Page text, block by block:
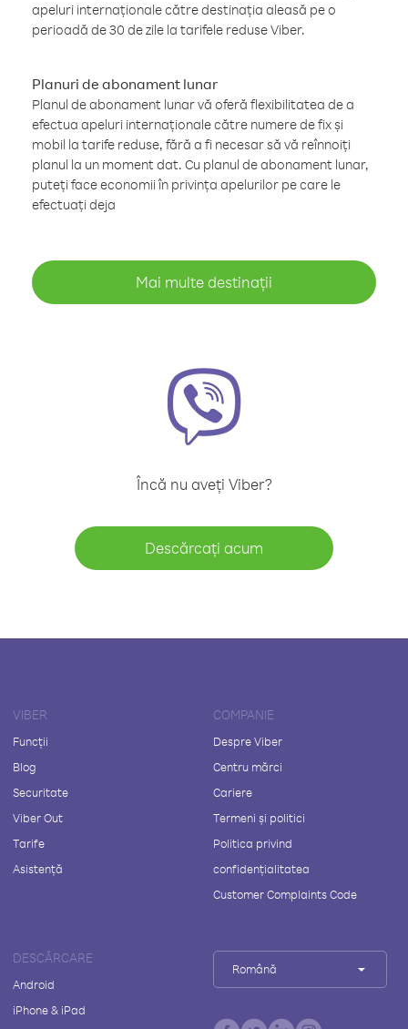
apeluri internaționale către destinația aleasă pe o
perioadă de 30 de zile la tarifele reduse Viber.
Planuri de abonament lunar
Planul de abonament lunar vă oferă flexibilitatea de a
efectua apeluri internaționale către numere de fix și
mobil la tarife reduse, fără a fi necesar să vă reînnoiți
planul la un moment dat. Cu planul de abonament lunar,
puteți face economii în privința apelurilor pe care le
efectuați deja
Mai multe destinații
Încă nu aveți Viber?
Descărcați acum
VIBER
Funcții
Blog
Securitate
Viber Out
Tarife
Asistență
COMPANIE
Despre Viber
Centru mărci
Cariere
Termeni și politici
Politica privind
confidențialitatea
Customer Complaints Code
DESCĂRCARE
Android
iPhone & iPad
Română